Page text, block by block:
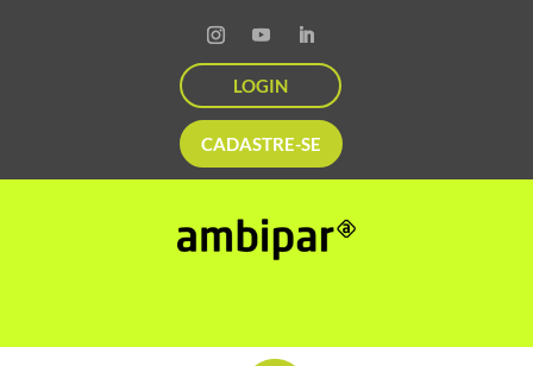
LOGIN
CADASTRE-SE